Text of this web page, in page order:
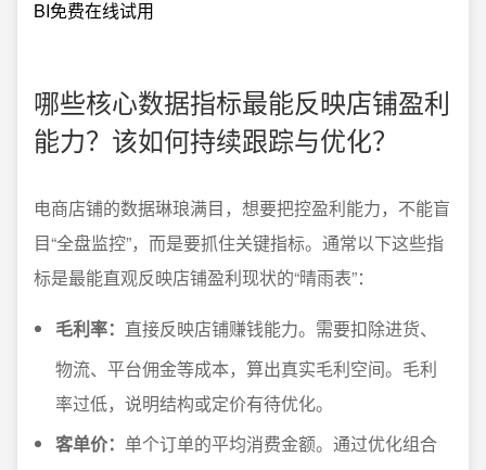
BI免费在线试用
哪些核心数据指标最能反映店铺盈利
能力？该如何持续跟踪与优化？
电商店铺的数据琳琅满目，想要把控盈利能力，不能盲
目“全盘监控”，而是要抓住关键指标。通常以下这些指
标是最能直观反映店铺盈利现状的“晴雨表”：
毛利率： 直接反映店铺赚钱能力。需要扣除进货、
物流、平台佣金等成本，算出真实毛利空间。毛利
率过低，说明结构或定价有待优化。
客单价： 单个订单的平均消费金额。通过优化组合